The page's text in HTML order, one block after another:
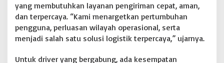
yang membutuhkan layanan pengiriman cepat, aman,
dan terpercaya. “Kami menargetkan pertumbuhan
pengguna, perluasan wilayah operasional, serta
menjadi salah satu solusi logistik terpercaya,” ujarnya.
Untuk driver yang bergabung, ada kesempatan